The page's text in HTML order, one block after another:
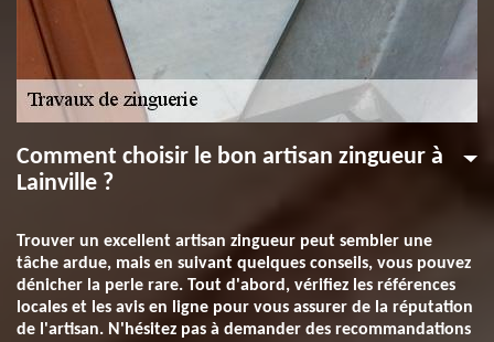
Comment choisir le bon artisan zingueur à
Lainville ?
Trouver un excellent artisan zingueur peut sembler une
tâche ardue, mais en suivant quelques conseils, vous pouvez
dénicher la perle rare. Tout d'abord, vérifiez les références
locales et les avis en ligne pour vous assurer de la réputation
de l'artisan. N'hésitez pas à demander des recommandations